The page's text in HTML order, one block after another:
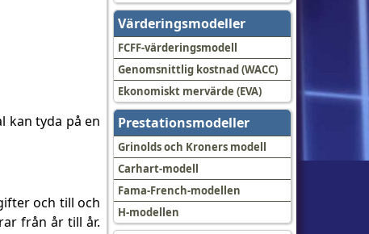
Värderingsmodeller
FCFF-värderingsmodell
Genomsnittlig kostnad (WACC)
Ekonomiskt mervärde (EVA)
Prestationsmodeller
Grinolds och Kroners modell
Carhart-modell
Fama-French-modellen
H-modellen
kan tyda på en
och till och
från år till år.